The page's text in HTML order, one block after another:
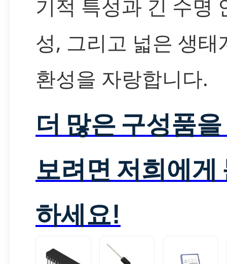
기적 특성과 긴 수명
성, 그리고 넓은 생태
환성을 자랑합니다.
더 많은 구성품
보려면 저희에게
하세요!